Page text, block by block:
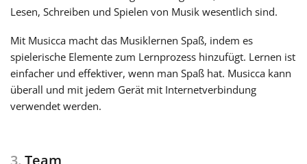
Türkçe
Українська
简体中文
Lesen, Schreiben und Spielen von Musik wesentlich sind.
Mit Musicca macht das Musiklernen Spaß, indem es
spielerische Elemente zum Lernprozess hinzufügt. Lernen ist
einfacher und effektiver, wenn man Spaß hat. Musicca kann
überall und mit jedem Gerät mit Internetverbindung
verwendet werden.